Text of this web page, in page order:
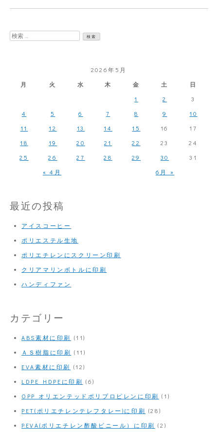
透
の
グ
検
2026年5月
月
火 水 木 金 土 日
« 4月 6月 »
1 2
3
4
5 6 7 8 9
10
11
12 13 14 15 16
17
18
19 20 21 22 23
24
25
26 27 28 29 30 31
最近の投稿
アイスコーヒー
ポリエステル生地
ポリエチレンにスクリーン印刷
クリアマリンボトルに印刷
ハンディファン
カテゴリー
ABS素材に印刷 (11)
ＡＳ樹脂に印刷 (11)
EVA素材に印刷 (12)
LDPE HDPEに印刷 (6)
OPP オリエンテッドポリプロピレンに印刷 (1)
PET(ポリエチレンテレフタレー)に印刷 (28)
PEVA(ポリエチレン酢酸ビニール）に印刷 (2)